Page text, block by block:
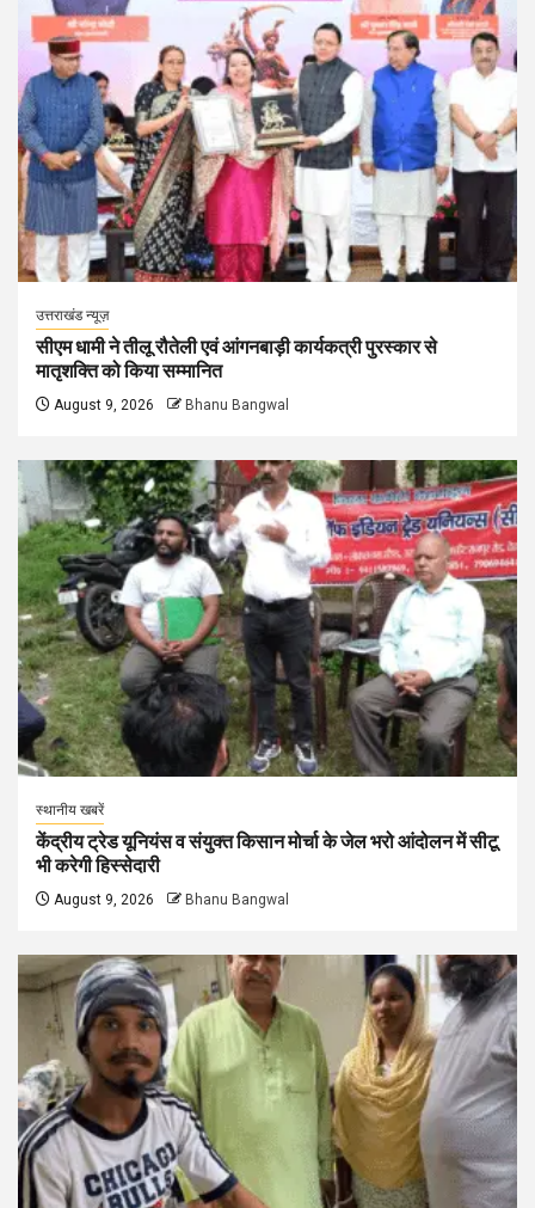
उत्तराखंड न्यूज़
सीएम धामी ने तीलू रौतेली एवं आंगनबाड़ी कार्यकत्री पुरस्कार से
मातृशक्ति को किया सम्मानित
August 9, 2026 Bhanu Bangwal
स्थानीय खबरें
केंद्रीय ट्रेड यूनियंस व संयुक्त किसान मोर्चा के जेल भरो आंदोलन में सीटू
भी करेगी हिस्सेदारी
August 9, 2026 Bhanu Bangwal